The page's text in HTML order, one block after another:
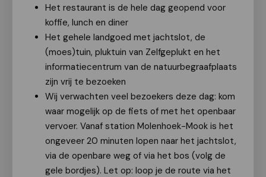
Het restaurant is de hele dag geopend voor
koffie, lunch en diner
Het gehele landgoed met jachtslot, de
(moes)tuin, pluktuin van Zelfgeplukt en het
informatiecentrum van de natuurbegraafplaats
zijn vrij te bezoeken
Wij verwachten veel bezoekers deze dag: kom
waar mogelijk op de fiets of met het openbaar
vervoer. Vanaf station Molenhoek-Mook is het
ongeveer 20 minuten lopen naar het jachtslot,
via de openbare weg of via het bos (volg de
gele bordjes). Let op: loop je de route via het